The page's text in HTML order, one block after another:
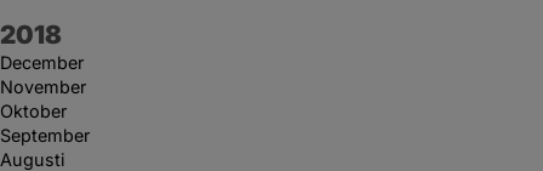
År:
2018
December
November
Oktober
September
Augusti